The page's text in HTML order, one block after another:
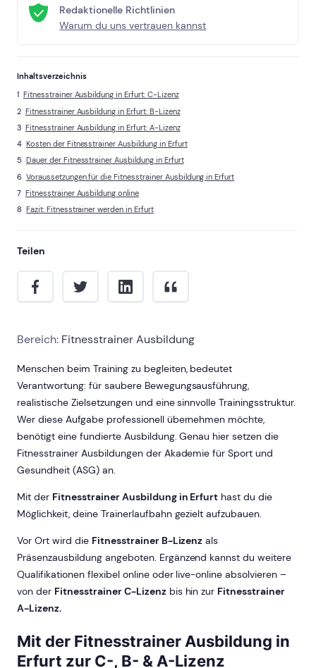
Redaktionelle Richtlinien
Warum du uns vertrauen kannst
Inhaltsverzeichnis
Fitnesstrainer Ausbildung in Erfurt: C-Lizenz
Fitnesstrainer Ausbildung in Erfurt: B-Lizenz
Fitnesstrainer Ausbildung in Erfurt: A-Lizenz
Kosten der Fitnesstrainer Ausbildung in Erfurt
Dauer der Fitnesstrainer Ausbildung in Erfurt
Voraussetzungen für die Fitnesstrainer Ausbildung in Erfurt
Fitnesstrainer Ausbildung online
Fazit: Fitnesstrainer werden in Erfurt
Teilen
Bereich: Fitnesstrainer Ausbildung
Menschen beim Training zu begleiten, bedeutet
Verantwortung: für saubere Bewegungsausführung,
realistische Zielsetzungen und eine sinnvolle Trainingsstruktur.
Wer diese Aufgabe professionell übernehmen möchte,
benötigt eine fundierte Ausbildung. Genau hier setzen die
Fitnesstrainer Ausbildungen der Akademie für Sport und
Gesundheit (ASG) an.
Mit der Fitnesstrainer Ausbildung in Erfurt hast du die
Möglichkeit, deine Trainerlaufbahn gezielt aufzubauen.
Vor Ort wird die Fitnesstrainer B-Lizenz als
Präsenzausbildung angeboten. Ergänzend kannst du weitere
Qualifikationen flexibel online oder live-online absolvieren –
von der Fitnesstrainer C-Lizenz bis hin zur Fitnesstrainer
A-Lizenz.
Mit der Fitnesstrainer Ausbildung in
Erfurt zur C-, B- & A-Lizenz